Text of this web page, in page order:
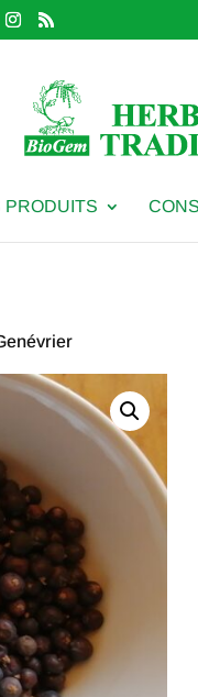
PRODUITS